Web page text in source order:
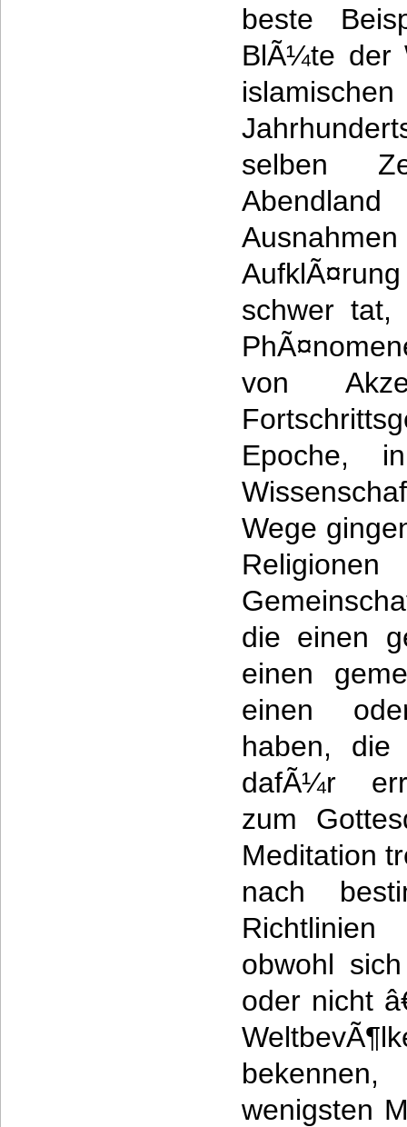
beste
BlÃ¼te der
selben
schwer
von
Epoche,
Wege
die einen
einen
einen
haben,
dafÃ¼r
zum
Meditation
nach
obwohl
oder nicht
wenigsten